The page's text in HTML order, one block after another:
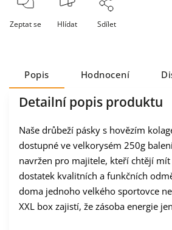
Zeptat se Hlídat Sdílet
Popis Hodnocení
Detailní popis produktu
Naše drůbeží pásky s hovězím
dostupné ve velkorysém 250g
navržen pro majitele, kteří chtějí
dostatek kvalitních a funkčních
doma jednoho velkého sportovce
XXL box zajistí, že zásoba energie